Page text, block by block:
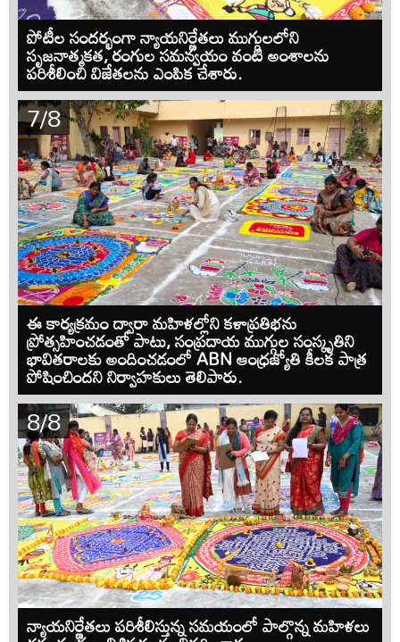
పోటీల సందర్భంగా న్యాయనిర్ణేతలు ముగ్గులలోని
సృజనాత్మకత, రంగుల సమన్వయం వంటి అంశాలను
పరిశీలించి విజేతలను ఎంపిక చేశారు.
7/8
ఈ కార్యక్రమం ద్వారా మహిళల్లోని కళాప్రతిభను
ప్రోత్సహించడంతో పాటు, సంప్రదాయ ముగ్గుల సంస్కృతిని
భావితరాలకు అందించడంలో ABN ఆంధ్రజ్యోతి కీలక పాత్ర
పోషించిందని నిర్వాహకులు తెలిపారు.
8/8
న్యాయనిర్ణేతలు పరిశీలిస్తున్న సమయంలో పాల్గొన్న మహిళలు